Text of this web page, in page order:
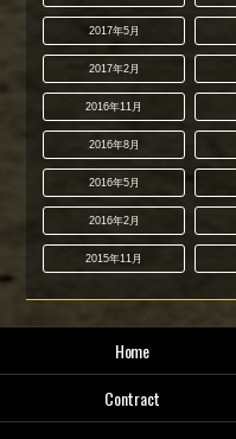
2017年5月
2017年2月
2016年11月
2016年8月
2016年5月
2016年2月
2015年11月
Home
Contract